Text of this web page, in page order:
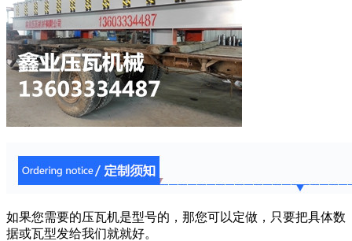
如果您需要的压瓦机是型号的，那您可以定做，只要把具体数
据或瓦型发给我们就就好。